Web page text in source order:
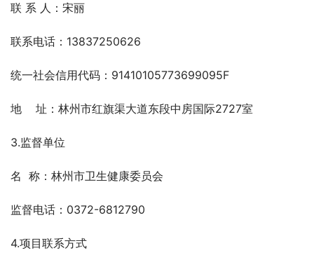
联 系 人：宋丽
联系电话：13837250626
统一社会信用代码：91410105773699095F
地    址：林州市红旗渠大道东段中房国际2727室
3.监督单位
名  称：林州市卫生健康委员会
监督电话：0372-6812790
4.项目联系方式